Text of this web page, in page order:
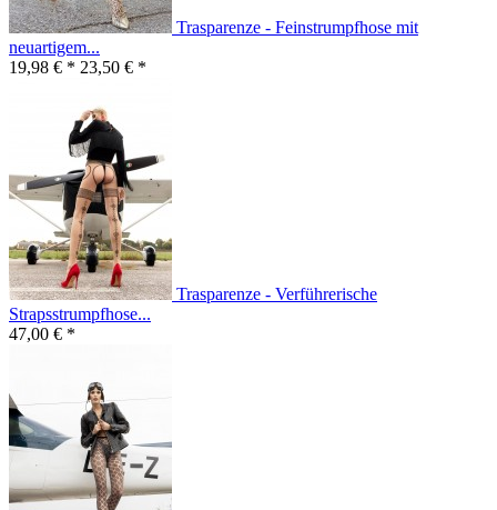
Trasparenze - Feinstrumpfhose mit
neuartigem...
19,98 € * 23,50 € *
Trasparenze - Verführerische
Strapsstrumpfhose...
47,00 € *